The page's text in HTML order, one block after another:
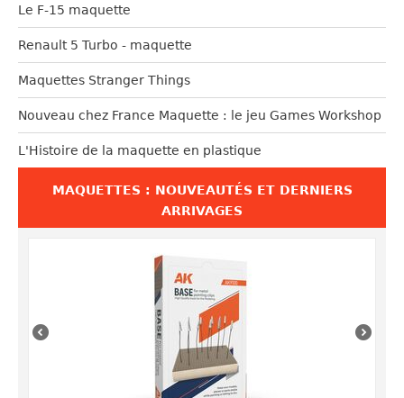
Le F-15 maquette
Renault 5 Turbo - maquette
Maquettes Stranger Things
Nouveau chez France Maquette : le jeu Games Workshop
L'Histoire de la maquette en plastique
MAQUETTES : NOUVEAUTÉS ET DERNIERS
ARRIVAGES